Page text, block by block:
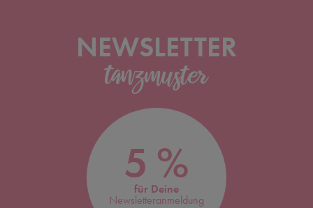
NEWSLETTER
5 %
für Deine
Newsletteranmeldung